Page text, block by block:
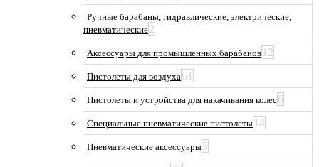
Ручные барабаны, гидравлические, электрические,
пневматические2
Аксессуары для промышленных барабанов 12
Пистолеты для воздуха61
Пистолеты и устройства для накачивания колес6
Специальные пневматические пистолеты 14
Пневматические аксессуары5